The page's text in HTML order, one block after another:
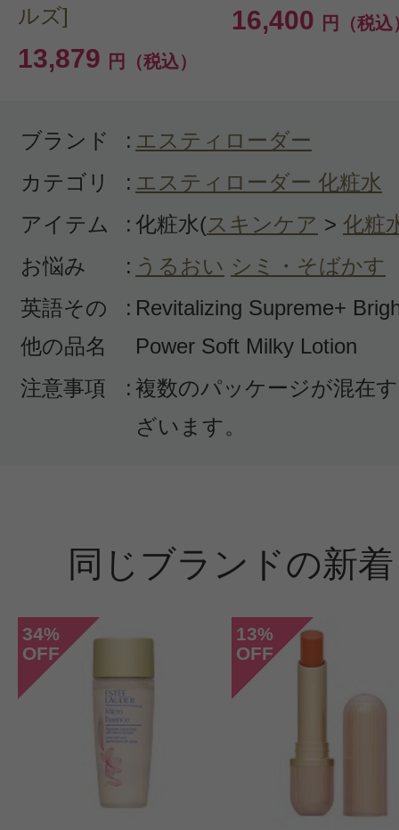
ルズ]
13,879 円（税込）
16,400 円（税込
ブランド : エスティローダー
カテゴリ
: エスティローダー 化粧水
アイテム
: 化粧水(スキンケア > 化粧
お悩み
: うるおい シミ・そばかす
英語その
他の品名
: Revitalizing Supreme+
Power Soft Milky Lotion
注意事項
: 複数のパッケージが混在
ざいます。
同じブランドの新
34%
OFF
13%
OFF